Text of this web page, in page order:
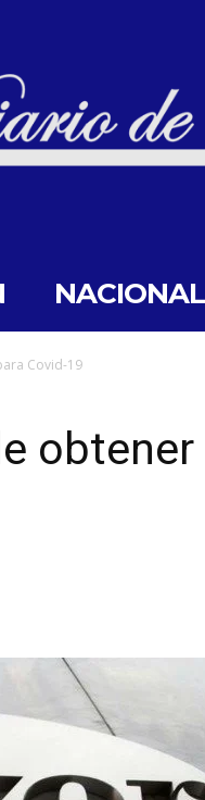
NACIONAL
Covid-19
obtener